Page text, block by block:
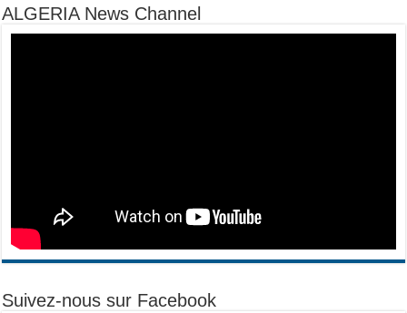
ALGERIA News Channel
Suivez-nous sur Facebook